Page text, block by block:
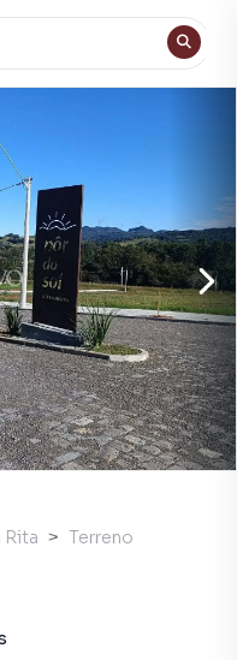
Rita
Terreno